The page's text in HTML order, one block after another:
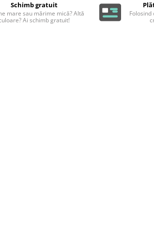
Schimb gratuit
mare sau mărime mică? Altă
Ai schimb gratuit!
Folosind